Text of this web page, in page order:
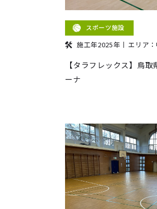
スポーツ施設
施工年2025年 エリア
【タラフレックス】鳥
ーナ